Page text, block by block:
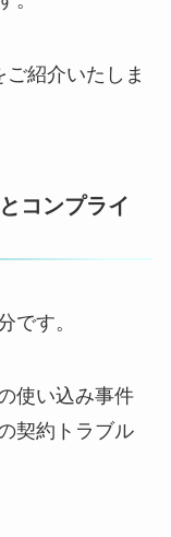
紹介いたしま
コンプライ
す。
使い込み事件
契約トラブル